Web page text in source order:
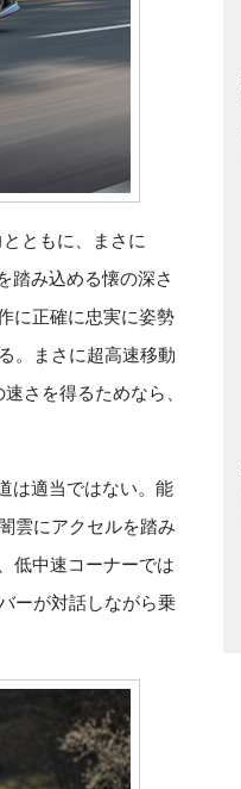
ともに、まさに
踏み込める懐の深さ
に正確に忠実に姿勢
。まさに超高速移動
さを得るためなら、
は適当ではない。能
雲にアクセルを踏み
低中速コーナーでは
ーが対話しながら乗